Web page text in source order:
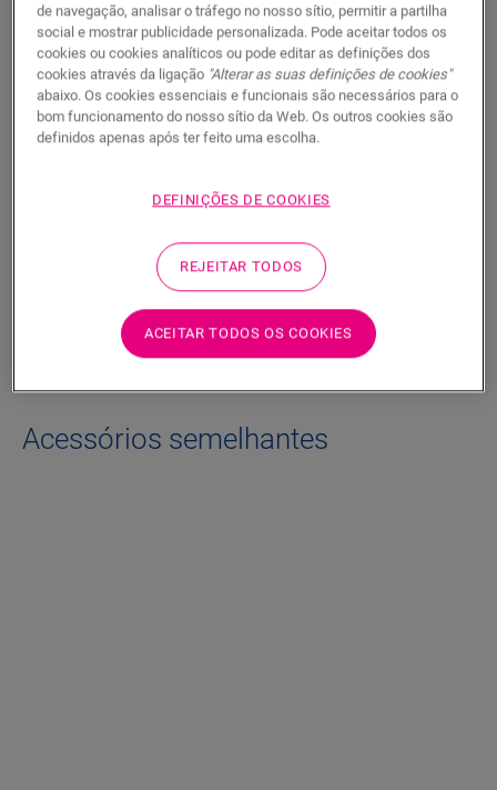
Características do produto
Esta robusta cobertura de vinil para as Alpha Vinyl termina as
suas escadas em formato boleado. É feita a partir de réguas
de pavimento, para que a cor das suas escadas se adapte na
escadaria com a One4All Glue.
Documentos
Acessórios semelhantes
de navegação, analisar o tráfego no nosso sítio, permitir a partilha
social e mostrar publicidade personalizada. Pode aceitar todos os
cookies ou cookies analíticos ou pode editar as definições dos
cookies através da ligação "Alterar as suas definições de cookies"
abaixo. Os cookies essenciais e funcionais são necessários para o
bom funcionamento do nosso sítio da Web. Os outros cookies são
definidos apenas após ter feito uma escolha.
DEFINIÇÕES DE COOKIES
REJEITAR TODOS
ACEITAR TODOS OS COOKIES